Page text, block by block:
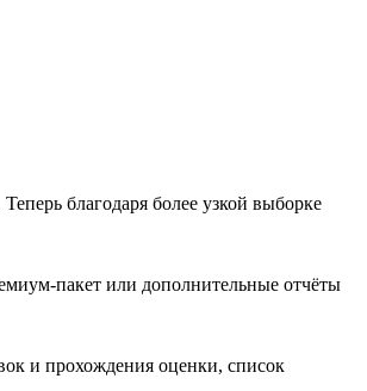
благодаря более узкой выборке
пакет или дополнительные отчёты
и прохождения оценки, список